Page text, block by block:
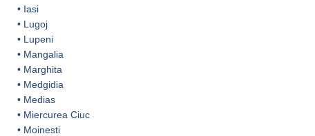
• Iasi
• Lugoj
• Lupeni
• Mangalia
• Marghita
• Medgidia
• Medias
• Miercurea Ciuc
• Moinesti